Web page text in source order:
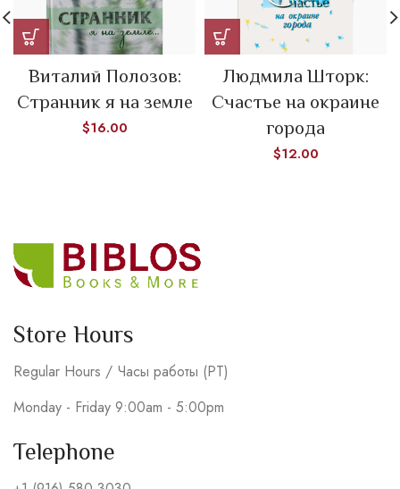
Виталий Полозов:
Странник я на земле
$16.00
Людмила Шторк:
Счастье на окраине
города
$12.00
Store Hours
Regular Hours / Часы работы (PT)
Monday - Friday 9:00am - 5:00pm
Telephone